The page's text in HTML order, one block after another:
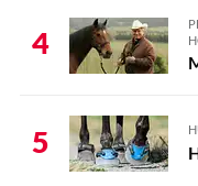
4
5